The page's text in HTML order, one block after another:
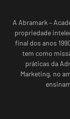
A Abramark –
propriedade
final dos anos
tem como
práticas da
Marketing, no